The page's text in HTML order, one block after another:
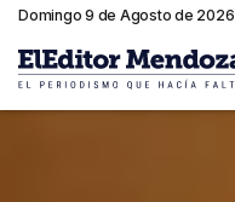
Domingo 9 de Agosto de 2026